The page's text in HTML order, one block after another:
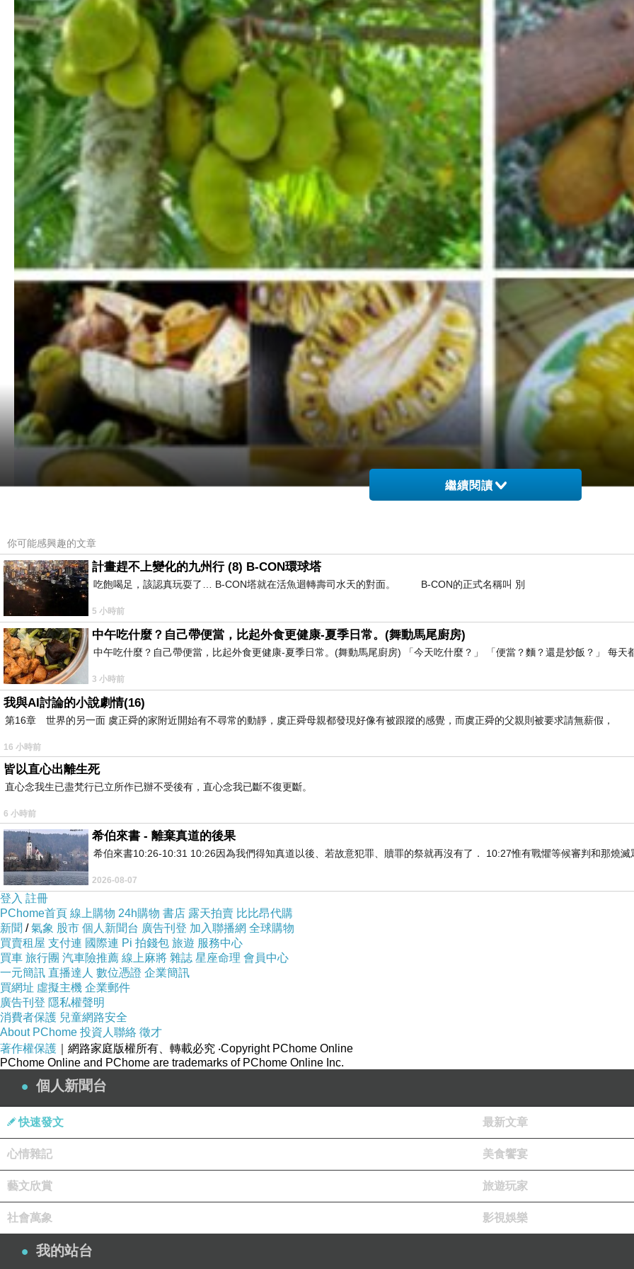
照片波羅蜜故事-[網摘]。
『商旅行腳隨筆２７０－
第一次見到菠蘿蜜，是在
燻得暈頭轉向，怎知見到菠蘿蜜也被它的味道給鎮住啦。嗣後，在
依舊是一片謎。老實說，初次聽到「菠蘿蜜」之名，我還以為是與佛教相關的水果。
然而費南度卻告訴我說：「它與佛教完全沾不上邊，於是引起我追索它的興趣。」我曾天真的問費南
他囉嗦一大篇，我還是不知道它的真面目。僅僅記得他說過，因為菠蘿蜜富含澱粉質，女人吃了臀部
大，就是吃太多菠蘿蜜的緣故。這說法不知是真是假？姑且聽之且妄之了。
返台期間，我趁空閑時間走趟圖書館查看「本草綱目」，這才稍稍明白菠蘿蜜的一些內幕。本草書目
味甘甜如蜜，故藉其名稱呼之。」有了這小段的註解，算是我對它的初步認識。不久之後，我在圖書館
物圖鑑上解釋說：『「菠蘿蜜」是常綠喬木，樹型優美，所以，它是不錯的行道樹與庭園樹種。它屬於
菠蘿」或「牛肚果」。』
又說：「它的樹身有白色乳汁，雄花頂生或腋生，雌花則序生於樹幹或樹枝上，果實呈橢圓型類似
坡商友吳先生之女兒凱莉生小孩。其妻替她女兒做月子，竟是用菠蘿蜜燉烏骨雞當月子料理。我覺得驚
和果仁，可治療婦女產後之脾虛氣弱諸症。
她還說：「產婦乳汁少或乳汁不通，吃上一兩碗菠蘿蜜雞湯就可通乳。華人婦女乳房較小，產後少
全都依賴著奶粉來補充。華人世界則喜歡用食補來催乳，所以，利用菠蘿蜜燉排骨或燉雞補乳，在新
庭，看到他們家用菠蘿蜜燉雞或燉排骨，立即知道此家必然是添丁或弄瓦啦。
我第一次嚐吃菠蘿蜜是在斯里蘭卡，當時遠貿中心代表伊克奈亞克先生，招待我去他家用晚餐。是
當時不知它的來歷，於是問主人他是啥麼果凍？他說這是「
」，我一時沒聽懂，因此再
道，它就是聲名如雷貫耳的「菠蘿蜜果凍」。
繼續閱讀
你可能感興趣的文章
計畫趕不上變化的九州行 (8) B-CON環球塔
吃飽喝足，該認真玩耍了… B-CON塔就在活魚迴轉壽司水天的對面。 B-CON的正式名稱叫 別
5 小時前
中午吃什麼？自己帶便當，比起外食更健康-夏季日常。(舞動馬尾廚房)
中午吃什麼？自己帶便當，比起外食更健康-夏季日常。(舞動馬尾廚房) 「今天吃什麼？」 「便當？麵？還是炒飯？」 每天
3 小時前
我與AI討論的小說劇情(16)
第16章 世界的另一面 虞正舜的家附近開始有不尋常的動靜，虞正舜母親都發現好像有被跟蹤的感覺，而虞正舜的父親則被要求請無薪假，
16 小時前
皆以直心出離生死
直心念我生已盡梵行已立所作已辦不受後有，直心念我已斷不復更斷。
6 小時前
希伯來書 - 離棄真道的後果
希伯來書10:26-10:31 10:26因為我們得知真道以後、若故意犯罪、贖罪的祭就再沒有了． 10:27惟有戰懼等候審判和那燒滅
2026-08-07
登入 註冊
PChome首頁 線上購物 24h購物 書店 露天拍賣 比比昂代購
新聞 /氣象 股市 個人新聞台 廣告刊登 加入聯播網 全球購物
買賣租屋 支付連 國際連 Pi 拍錢包 旅遊 服務中心
買車 旅行團 汽車險推薦 線上麻將 雜誌 星座命理 會員中心
一元簡訊 直播達人 數位憑證 企業簡訊
買網址 虛擬主機 企業郵件
廣告刊登 隱私權聲明
消費者保護 兒童網路安全
About PChome 投資人聯絡 徵才
著作權保護 ｜網路家庭版權所有、轉載必究 ‧Copyright PChome Online
PChome Online and PChome are trademarks of PChome Online Inc.
個人新聞台
快速發文 最新文章
心情雜記 美食饗宴
藝文欣賞 旅遊玩家
社會萬象 影視娛樂
我的站台